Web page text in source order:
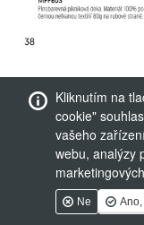
Kliknutím na
cookie"
vašeho
webu, analýzy
Ne